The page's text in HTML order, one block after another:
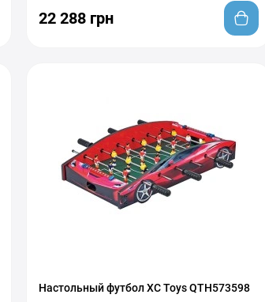
22 288 грн
Настольный футбол XC Toys QTH573598